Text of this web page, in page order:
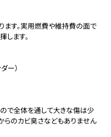
す。実用燃費や維持費の面で
します。
ー）
で全体を通して大きな傷は少
らのカビ臭さなどもありません